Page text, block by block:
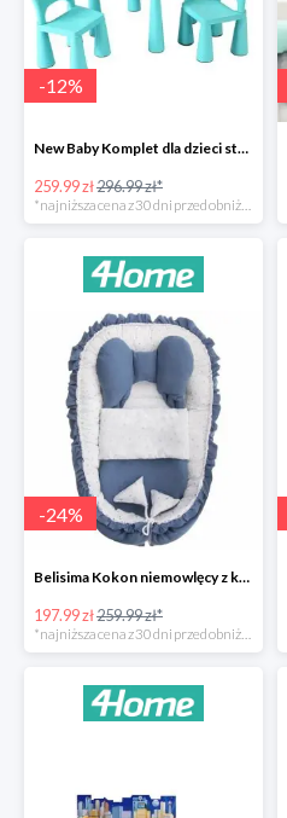
-12%
New Baby Komplet dla dzieci stolik i krzesełka -12%
259.99 zł296.99 zł*
*najniższa cena z 30 dni przed obniżką
-24%
Belisima Kokon niemowlęcy z kołderką Angel Baby-23%
197.99 zł259.99 zł*